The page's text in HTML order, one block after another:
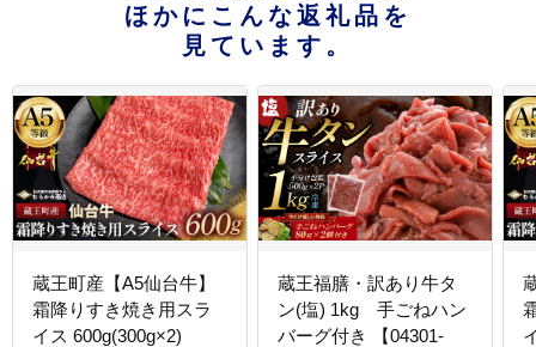
ほかにこんな返礼品を
見ています。
蔵王町産【A5仙台牛】
霜降りすき焼き用スラ
イス 600g(300g×2)
蔵王福膳・訳あり牛タ
ン(塩) 1kg 手ごねハン
バーグ付き 【04301-